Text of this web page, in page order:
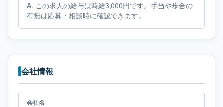
A. この求人の給与は時給3,000円です。手当や歩合の
有無は応募・相談時に確認できます。
会社情報
会社名